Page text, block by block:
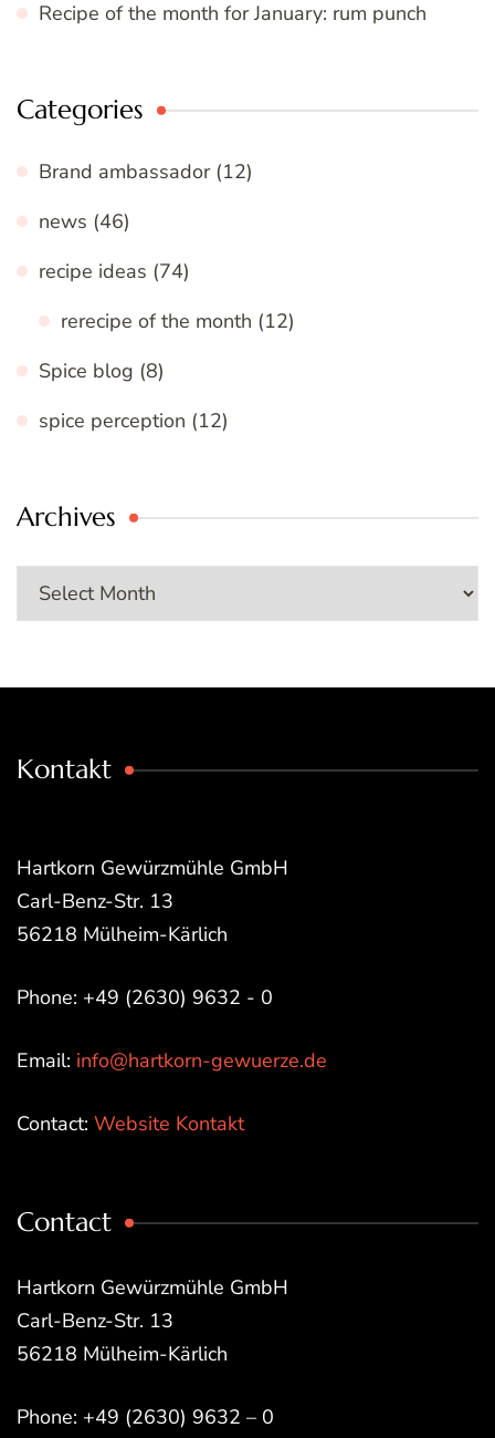
Recipe of the month for January: rum punch
Categories
Brand ambassador(12)
news (46)
recipe ideas (74)
rerecipe of the month (12)
Spice blog (8)
spice perception (12)
Archives
Archives
Kontakt
Hartkorn Gewürzmühle GmbH
Carl-Benz-Str. 13
56218 Mülheim-Kärlich
Phone: +49 (2630) 9632 - 0
Email: info@hartkorn-gewuerze.de
Contact: Website Kontakt
Contact
Hartkorn Gewürzmühle GmbH
Carl-Benz-Str. 13
56218 Mülheim-Kärlich
Phone: +49 (2630) 9632 – 0